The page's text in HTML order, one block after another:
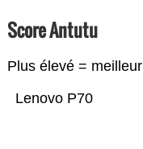
Score Antutu
Plus élevé = meilleur
Lenovo P70